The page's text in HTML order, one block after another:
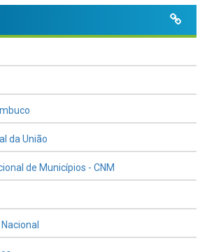
da União
de Municípios - CNM